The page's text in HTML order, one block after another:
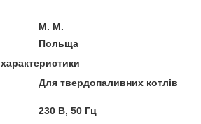
M. M.
Польща
Для твердопаливних котлів
230 В, 50 Гц